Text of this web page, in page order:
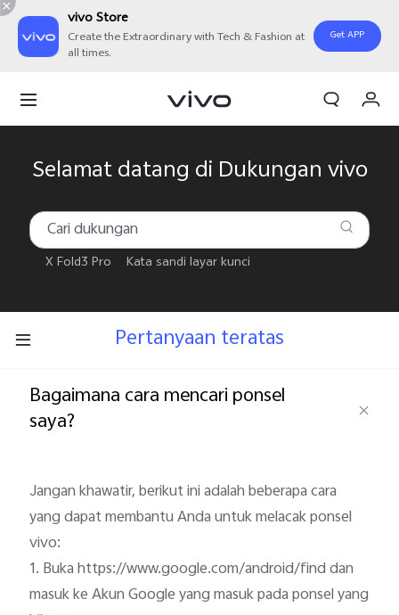
vivo Store
Create the Extraordinary with Tech & Fashion at
all times.
Get APP
Selamat datang di Dukungan vivo
X Fold3 Pro Kata sandi layar kunci
Pertanyaan teratas
Bagaimana cara mencari ponsel
saya?
Jangan khawatir, berikut ini adalah beberapa cara
yang dapat membantu Anda untuk melacak ponsel
vivo:
1. Buka https://www.google.com/android/find dan
masuk ke Akun Google yang masuk pada ponsel yang